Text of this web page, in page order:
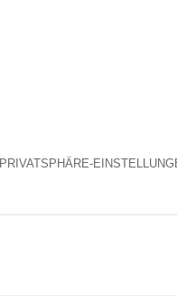
PRIVATSPHÄRE-